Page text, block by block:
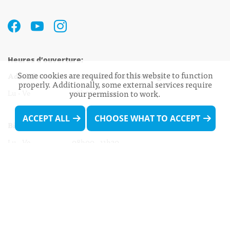
Heures d’ouverture:
Administration communale de Walferdange
Lu - Ve 08h00 - 11h30
13h30 - 16h00
Biergercenter
Some cookies are required for this website to function
properly. Additionally, some external services require
your permission to work.
ACCEPT ALL CHOOSE WHAT TO ACCEPT